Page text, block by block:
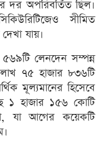
দর অপরিবর্তিত ছিল।
সীমিত
যায়।
লেনদেন সম্পন্ন
৭৫ হাজার ৮৩৬টি
মূল্যমানের হিসেবে
১ হাজার ১৫৬ কোটি
যা আগের কয়েকটি